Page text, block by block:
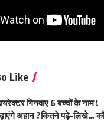
Like
गिनवाए 6 बच्चों के नाम !
अहान ?कितने पढ़े-लिखे…